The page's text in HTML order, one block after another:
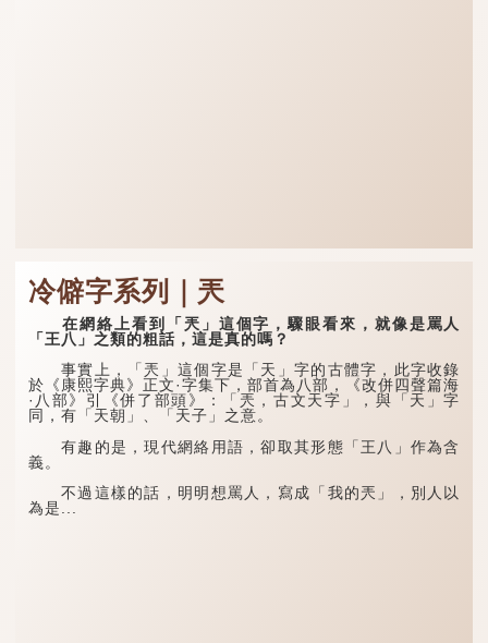
冷僻字系列｜兲
在網絡上看到「兲」這個字，驟眼看來，就像是罵人
「王八」之類的粗話，這是真的嗎？
事實上，「兲」這個字是「天」字的古體字，此字收錄
於《康熙字典》正文·字集下，部首為八部，《改併四聲篇海
·八部》引《併了部頭》：「兲，古文天字」，與「天」字
同，有「天朝」、「天子」之意。
有趣的是，現代網絡用語，卻取其形態「王八」作為含
義。
不過這樣的話，明明想罵人，寫成「我的兲」，別人以
為是...